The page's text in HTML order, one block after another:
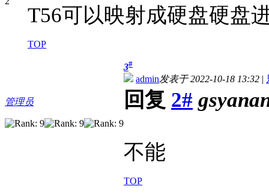
T56可以映射成硬盘硬盘
TOP
管理员
3#
admin发表于 2022-10-18 13:32 |
回复 2#
不能
TOP